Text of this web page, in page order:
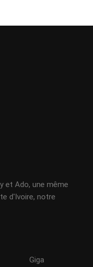
et Ado, une même
d'Ivoire, notre
Giga